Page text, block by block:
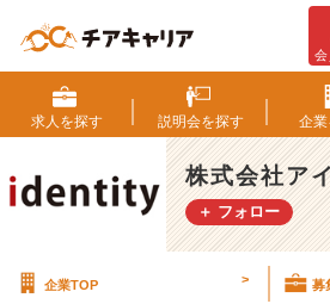
╹
ω
╹｡)
4
月
1
求人を探す 説明会を探す 企業
株式会社ア
＋ フォロー
企業TOP > 募